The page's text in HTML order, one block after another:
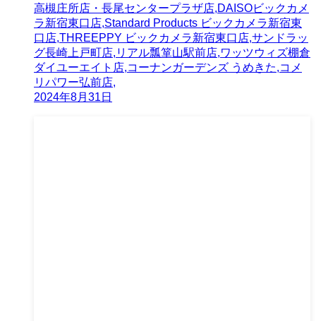
高槻庄所店・長尾センタープラザ店,DAISOビックカメ
ラ新宿東口店,Standard Products ビックカメラ新宿東
口店,THREEPPY ビックカメラ新宿東口店,サンドラッ
グ長崎上戸町店,リアル瓢箪山駅前店,ワッツウィズ棚倉
ダイユーエイト店,コーナンガーデンズ うめきた,コメ
リパワー弘前店,
2024年8月31日